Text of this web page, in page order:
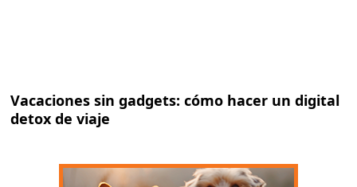
Vacaciones sin gadgets: cómo hacer un digital
detox de viaje